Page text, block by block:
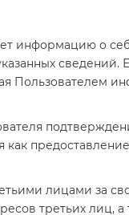
информацию о
Пользователем
лицами за
третьих лиц,